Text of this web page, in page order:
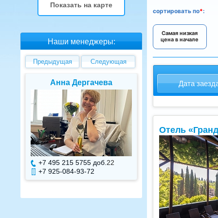
Показать на карте
Наши менеджеры:
Предыдущая Следующая
Елена Валуева
+7 495 215 5755 доб. 7
+7 925-084-93-71
Светлана
+7 495 215
+7 925-084-
сортировать по*:
Самая низкая
цена в начале
Дата
Отель